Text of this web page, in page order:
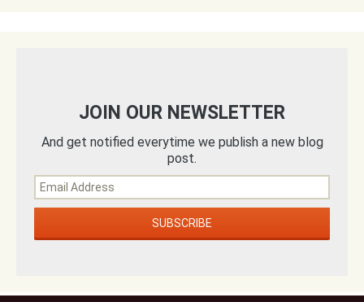
JOIN OUR NEWSLETTER
And get notified everytime we publish a new blog
post.